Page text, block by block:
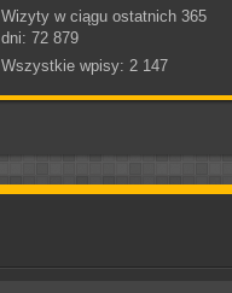
Wizyty w ciągu ostatnich 365
dni: 72 879
Wszystkie wpisy: 2 147